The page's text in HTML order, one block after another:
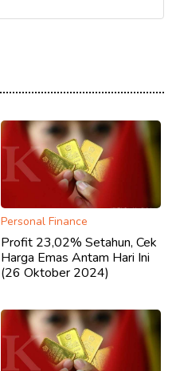
Personal Finance
Profit 23,02% Setahun, Cek
Harga Emas Antam Hari Ini
(26 Oktober 2024)